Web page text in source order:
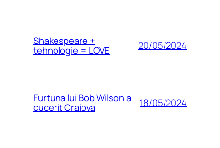
Shakespeare +
tehnologie = LOVE 20/05/2024
Furtuna lui Bob Wilson a
cucerit Craiova 18/05/2024